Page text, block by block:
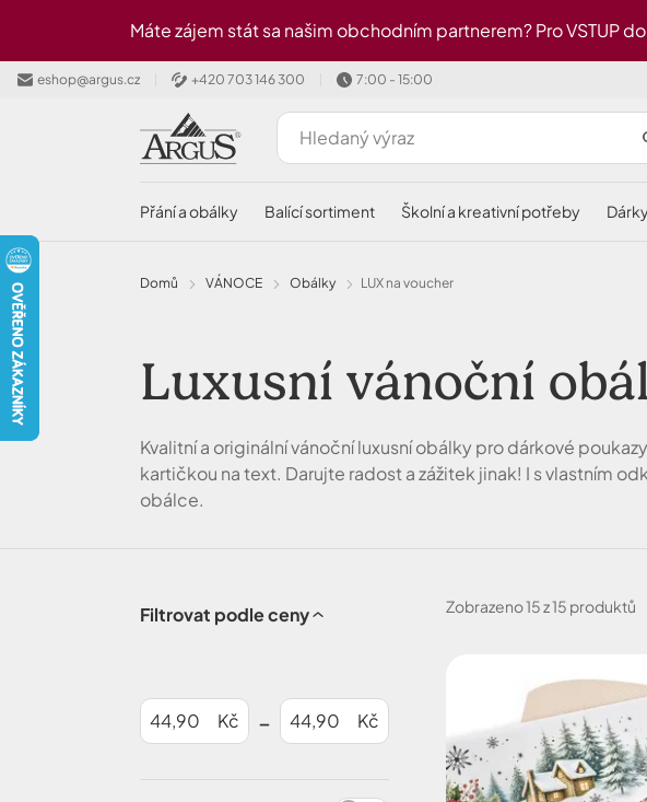
Máte zájem stát sa našim obchodním partnerem? Pro VSTUP
eshop@argus.cz +420 703 146 300 7:00 - 15:00
přání a obálky balící sortiment školní a kreativní potřeby
Domů VÁNOCE Obálky LUX na voucher
Luxusní vánoční
Kvalitní a originální vánoční luxusní obálky pro dárkové
kartičkou na text. Darujte radost a zážitek jinak! I s vlastním
obálce.
Filtrovat podle ceny
Kč - Kč
Zobrazeno15 z 15 produktů